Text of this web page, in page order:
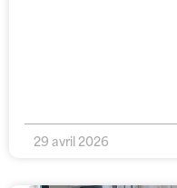
29 avril 2026